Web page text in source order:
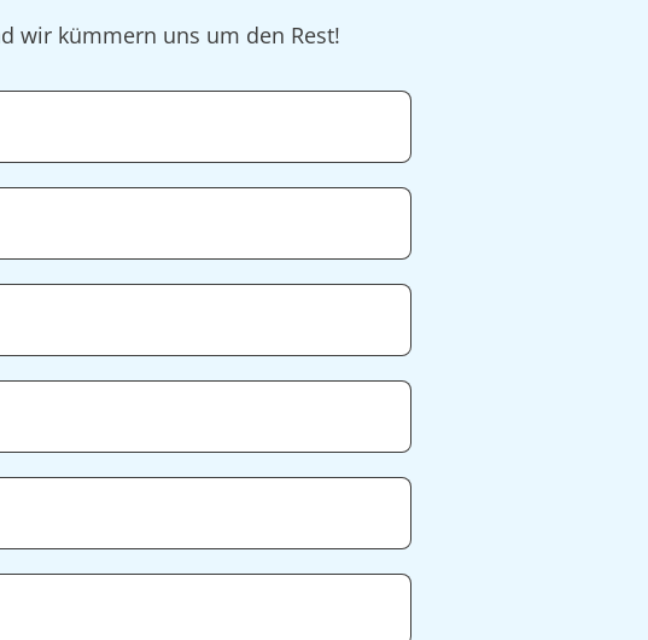
wir kümmern uns um den Rest!